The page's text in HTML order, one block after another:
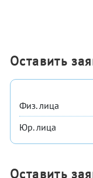
Оставить
Физ. лица
Юр. лица
Оставить